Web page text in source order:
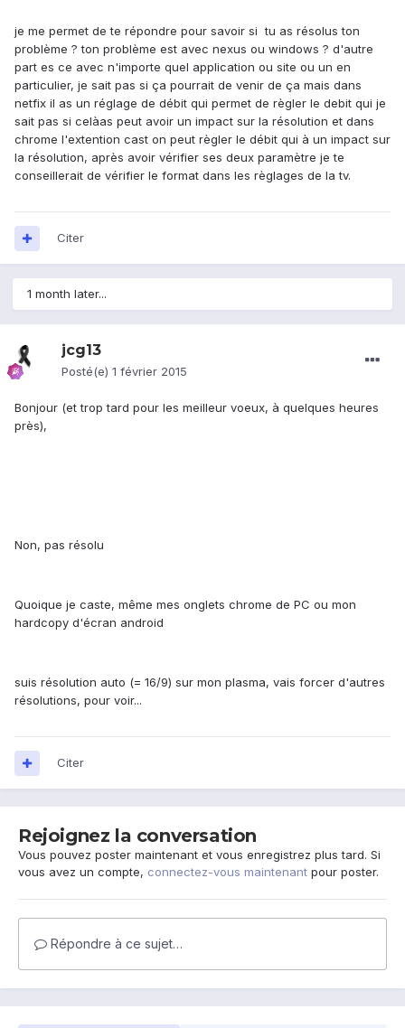
je me permet de te répondre pour savoir si tu as résolus ton
problème ? ton problème est avec nexus ou windows ? d'autre
part es ce avec n'importe quel application ou site ou un en
particulier, je sait pas si ça pourrait de venir de ça mais dans
netfix il as un réglage de débit qui permet de règler le debit qui je
sait pas si celàas peut avoir un impact sur la résolution et dans
chrome l'extention cast on peut règler le débit qui à un impact sur
la résolution, après avoir vérifier ses deux paramètre je te
conseillerait de vérifier le format dans les règlages de la tv.
Citer
1 month later...
jcg13
Posté(e) 1 février 2015
Bonjour (et trop tard pour les meilleur voeux, à quelques heures
près),
Non, pas résolu
Quoique je caste, même mes onglets chrome de PC ou mon
hardcopy d'écran android
suis résolution auto (= 16/9) sur mon plasma, vais forcer d'autres
résolutions, pour voir...
Citer
Rejoignez la conversation
Vous pouvez poster maintenant et vous enregistrez plus tard. Si
vous avez un compte, connectez-vous maintenant pour poster.
Répondre à ce sujet…